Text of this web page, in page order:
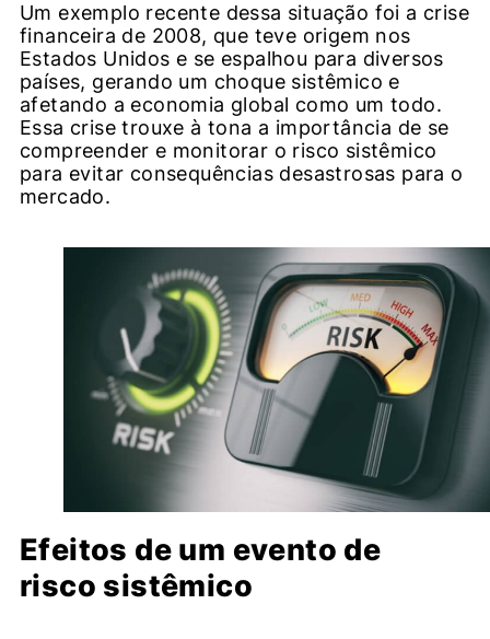
Um exemplo recente dessa situação foi a crise
financeira de 2008, que teve origem nos
Estados Unidos e se espalhou para diversos
países, gerando um choque sistêmico e
afetando a economia global como um todo.
Essa crise trouxe à tona a importância de se
compreender e monitorar o risco sistêmico
para evitar consequências desastrosas para o
mercado.
Efeitos de um evento de
risco sistêmico